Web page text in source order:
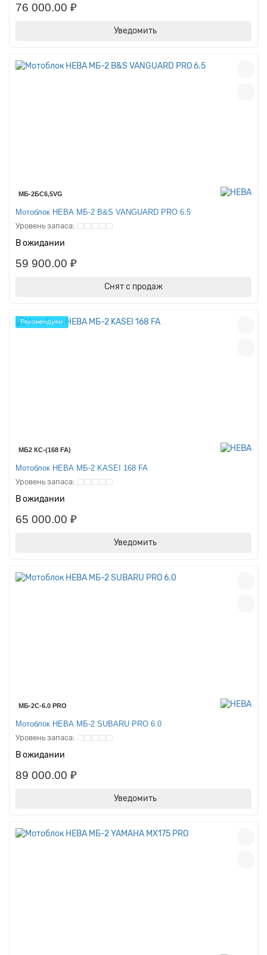
76 000.00 ₽
Уведомить
МБ-2БС6,5VG
Мотоблок НЕВА МБ-2 B&S VANGUARD PRO 6.5
В ожидании
59 900.00 ₽
Снят с продаж
Рекомендуем
МБ2 КС-(168 FA)
Мотоблок НЕВА МБ-2 KASEI 168 FA
В ожидании
65 000.00 ₽
Уведомить
МБ-2С-6.0 PRO
Мотоблок НЕВА МБ-2 SUBARU PRO 6.0
В ожидании
89 000.00 ₽
Уведомить